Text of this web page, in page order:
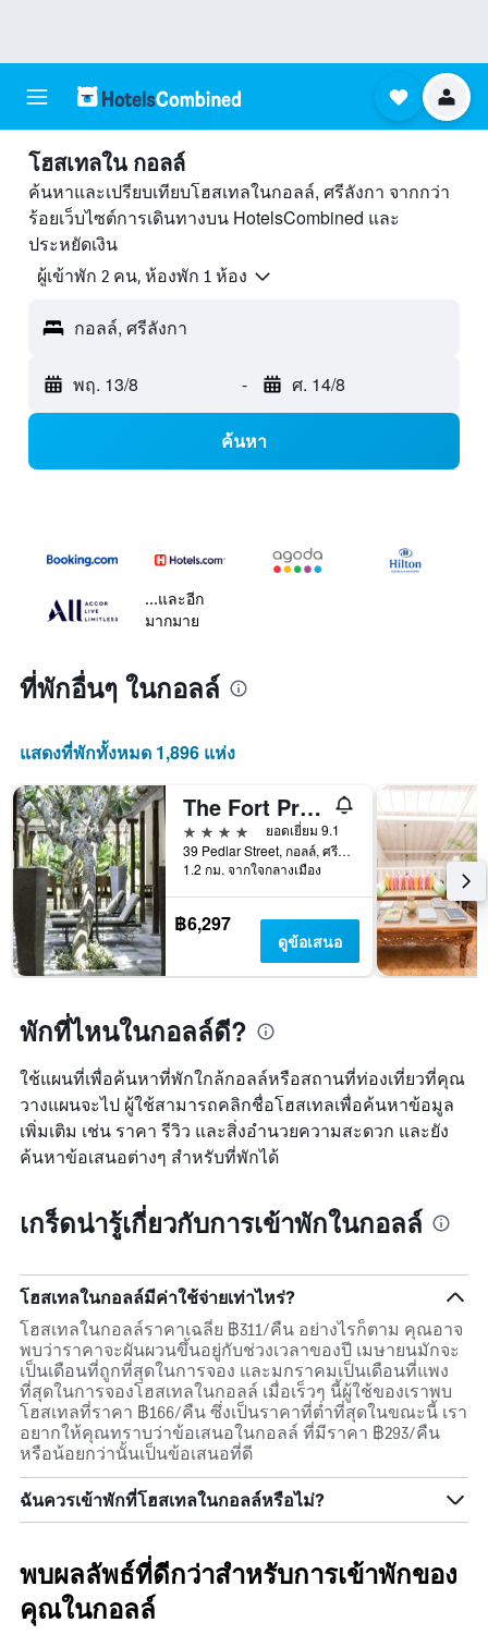
โฮสเทลใน กอลล์
ค้นหาและเปรียบเทียบโฮสเทลในกอลล์, ศรีลังกา จากกว่า
ร้อยเว็บไซต์การเดินทางบน HotelsCombined และ
ประหยัดเงิน
ผู้เข้าพัก 2 คน, ห้องพัก 1 ห้อง
กอลล์, ศรีลังกา
พฤ. 13/8 - ศ. 14/8
ค้นหา
...และอีก
มากมาย
ที่พักอื่นๆ ในกอลล์
แสดงที่พักทั้งหมด 1,896 แห่ง
The Fort Printers
4 ดาว
ยอดเยี่ยม 9.1
39 Pedlar Street, กอลล์, ศรีลังกา
1.2 กม. จากใจกลางเมือง
฿6,297
ดูข้อเสนอ
พักที่ไหนในกอลล์ดี?
ใช้แผนที่เพื่อค้นหาที่พักใกล้กอลล์หรือสถานที่ท่องเที่ยวที่คุณ
วางแผนจะไป ผู้ใช้สามารถคลิกชื่อโฮสเทลเพื่อค้นหาข้อมูล
เพิ่มเติม เช่น ราคา รีวิว และสิ่งอำนวยความสะดวก และยัง
ค้นหาข้อเสนอต่างๆ สำหรับที่พักได้
เกร็ดน่ารู้เกี่ยวกับการเข้าพักในกอลล์
โฮสเทลในกอลล์มีค่าใช้จ่ายเท่าไหร่?
โฮสเทลในกอลล์ราคาเฉลี่ย ฿311/คืน อย่างไรก็ตาม คุณอาจ
พบว่าราคาจะผันผวนขึ้นอยู่กับช่วงเวลาของปี เมษายนมักจะ
เป็นเดือนที่ถูกที่สุดในการจอง และมกราคมเป็นเดือนที่แพง
ที่สุดในการจองโฮสเทลในกอลล์ เมื่อเร็วๆ นี้ผู้ใช้ของเราพบ
โฮสเทลที่ราคา ฿166/คืน ซึ่งเป็นราคาที่ต่ำที่สุดในขณะนี้ เรา
อยากให้คุณทราบว่าข้อเสนอในกอลล์ ที่มีราคา ฿293/คืน
หรือน้อยกว่านั้นเป็นข้อเสนอที่ดี
ฉันควรเข้าพักที่โฮสเทลในกอลล์หรือไม่?
พบผลลัพธ์ที่ดีกว่าสำหรับการเข้าพักของ
คุณในกอลล์